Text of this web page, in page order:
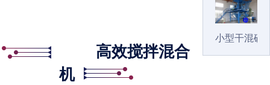
高效搅拌混合
机
小型干混砂